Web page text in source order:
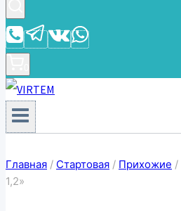
Главная / Стартовая / Прихожие /
1,2»